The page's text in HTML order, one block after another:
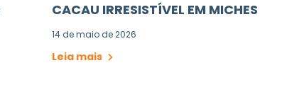
CACAU IRRESISTÍVEL EM MICHES
14 de maio de 2026
Leia mais